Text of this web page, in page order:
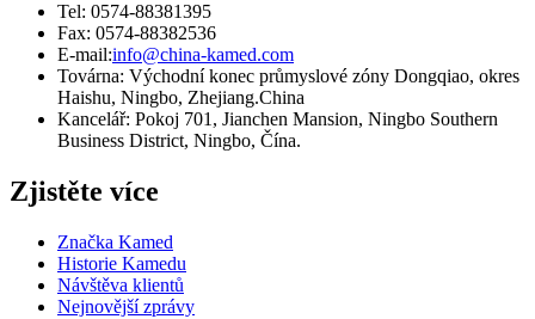
Tel: 0574-88381395
Fax: 0574-88382536
E-mail:info@china-kamed.com
Továrna: Východní konec průmyslové zóny Dongqiao, okres
Haishu, Ningbo, Zhejiang.China
Kancelář: Pokoj 701, Jianchen Mansion, Ningbo Southern
Business District, Ningbo, Čína.
Zjistěte více
Značka Kamed
Historie Kamedu
Návštěva klientů
Nejnovější zprávy